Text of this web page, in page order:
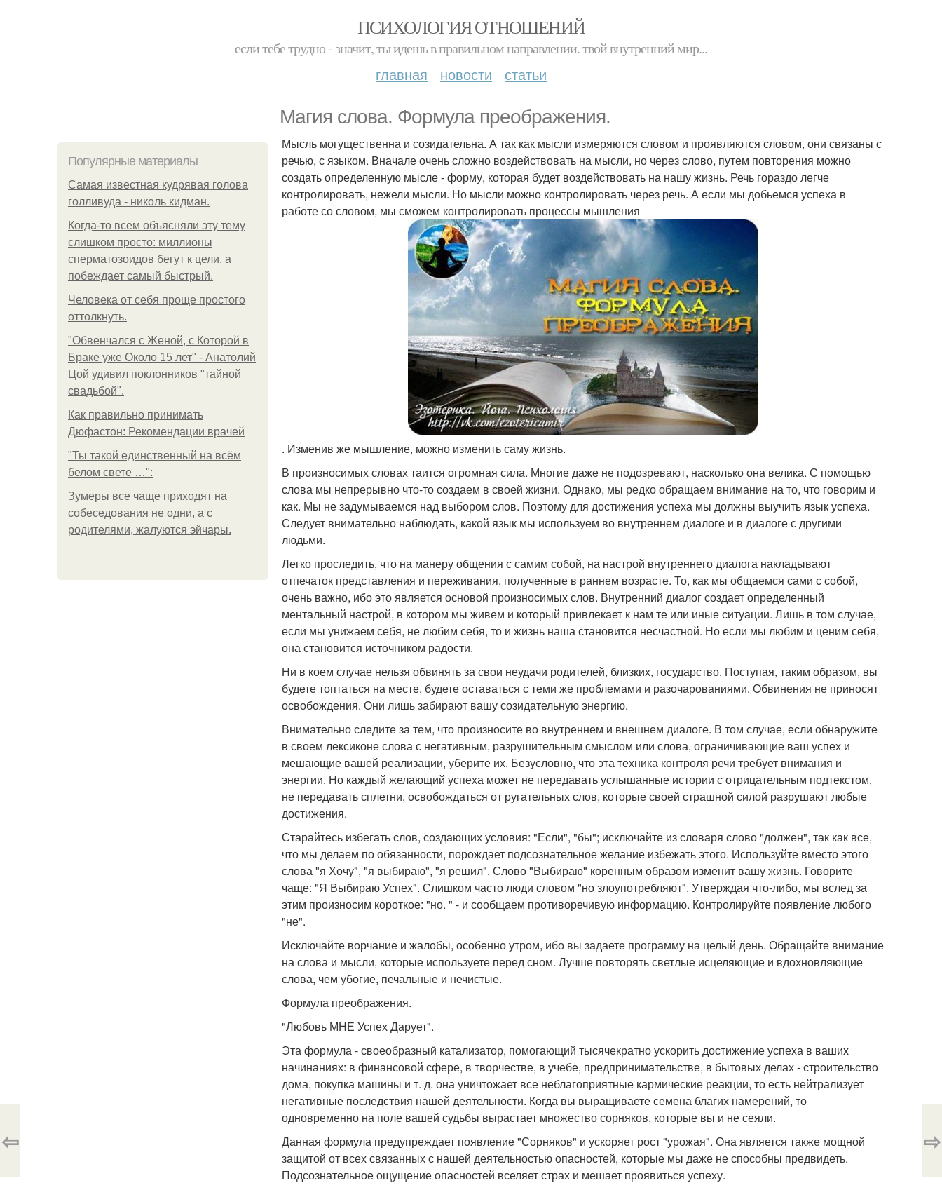
ПСИХОЛОГИЯ ОТНОШЕНИЙ
если тебе трудно - значит, ты идешь в правильном направлении. твой внутренний мир...
главная новости статьи
Магия слова. Формула преображения.
Популярные материалы
Самая известная кудрявая голова
голливуда - николь кидман.
Когда-то всем объясняли эту тему
слишком просто: миллионы
сперматозоидов бегут к цели, а
побеждает самый быстрый.
Человека от себя проще простого
оттолкнуть.
"Обвенчался с Женой, с Которой в
Браке уже Около 15 лет" - Анатолий
Цой удивил поклонников "тайной
свадьбой".
Как правильно принимать
Дюфастон: Рекомендации врачей
"Ты такой единственный на всём
белом свете …":
Зумеры все чаще приходят на
собеседования не одни, а с
родителями, жалуются эйчары.
Мысль могущественна и созидательна. А так как мысли измеряются словом и проявляются словом, они связаны с
речью, с языком. Вначале очень сложно воздействовать на мысли, но через слово, путем повторения можно
создать определенную мысле - форму, которая будет воздействовать на нашу жизнь. Речь гораздо легче
контролировать, нежели мысли. Но мысли можно контролировать через речь. А если мы добьемся успеха в
работе со словом, мы сможем контролировать процессы мышления
. Изменив же мышление, можно изменить саму жизнь.
В произносимых словах таится огромная сила. Многие даже не подозревают, насколько она велика. С помощью
слова мы непрерывно что-то создаем в своей жизни. Однако, мы редко обращаем внимание на то, что говорим и
как. Мы не задумываемся над выбором слов. Поэтому для достижения успеха мы должны выучить язык успеха.
Следует внимательно наблюдать, какой язык мы используем во внутреннем диалоге и в диалоге с другими
людьми.
Легко проследить, что на манеру общения с самим собой, на настрой внутреннего диалога накладывают
отпечаток представления и переживания, полученные в раннем возрасте. То, как мы общаемся сами с собой,
очень важно, ибо это является основой произносимых слов. Внутренний диалог создает определенный
ментальный настрой, в котором мы живем и который привлекает к нам те или иные ситуации. Лишь в том случае,
если мы унижаем себя, не любим себя, то и жизнь наша становится несчастной. Но если мы любим и ценим себя,
она становится источником радости.
Ни в коем случае нельзя обвинять за свои неудачи родителей, близких, государство. Поступая, таким образом, вы
будете топтаться на месте, будете оставаться с теми же проблемами и разочарованиями. Обвинения не приносят
освобождения. Они лишь забирают вашу созидательную энергию.
Внимательно следите за тем, что произносите во внутреннем и внешнем диалоге. В том случае, если обнаружите
в своем лексиконе слова с негативным, разрушительным смыслом или слова, ограничивающие ваш успех и
мешающие вашей реализации, уберите их. Безусловно, что эта техника контроля речи требует внимания и
энергии. Но каждый желающий успеха может не передавать услышанные истории с отрицательным подтекстом,
не передавать сплетни, освобождаться от ругательных слов, которые своей страшной силой разрушают любые
достижения.
Старайтесь избегать слов, создающих условия: "Если", "бы"; исключайте из словаря слово "должен", так как все,
что мы делаем по обязанности, порождает подсознательное желание избежать этого. Используйте вместо этого
слова "я Хочу", "я выбираю", "я решил". Слово "Выбираю" коренным образом изменит вашу жизнь. Говорите
чаще: "Я Выбираю Успех". Слишком часто люди словом "но злоупотребляют". Утверждая что-либо, мы вслед за
этим произносим короткое: "но. " - и сообщаем противоречивую информацию. Контролируйте появление любого
"не".
Исключайте ворчание и жалобы, особенно утром, ибо вы задаете программу на целый день. Обращайте внимание
на слова и мысли, которые используете перед сном. Лучше повторять светлые исцеляющие и вдохновляющие
слова, чем убогие, печальные и нечистые.
Формула преображения.
"Любовь МНЕ Успех Дарует".
Эта формула - своеобразный катализатор, помогающий тысячекратно ускорить достижение успеха в ваших
начинаниях: в финансовой сфере, в творчестве, в учебе, предпринимательстве, в бытовых делах - строительство
дома, покупка машины и т. д. она уничтожает все неблагоприятные кармические реакции, то есть нейтрализует
негативные последствия нашей деятельности. Когда вы выращиваете семена благих намерений, то
одновременно на поле вашей судьбы вырастает множество сорняков, которые вы и не сеяли.
Данная формула предупреждает появление "Сорняков" и ускоряет рост "урожая". Она является также мощной
защитой от всех связанных с нашей деятельностью опасностей, которые мы даже не способны предвидеть.
Подсознательное ощущение опасностей вселяет страх и мешает проявиться успеху.
⇦ ⇨